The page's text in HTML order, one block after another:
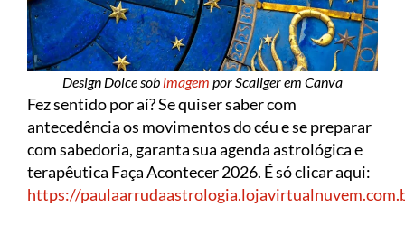
Design Dolce sob imagem por Scaliger em Canva
Fez sentido por aí? Se quiser saber com
antecedência os movimentos do céu e se preparar
com sabedoria, garanta sua agenda astrológica e
terapêutica Faça Acontecer 2026. É só clicar aqui:
https://